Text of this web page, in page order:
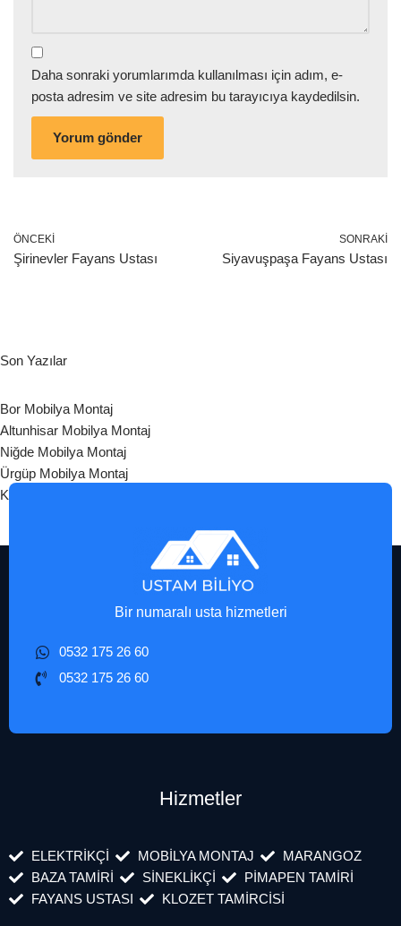
Daha sonraki yorumlarımda kullanılması için adım, e-
posta adresim ve site adresim bu tarayıcıya kaydedilsin.
ÖNCEKI
Şirinevler Fayans Ustası
SONRAKI
Siyavuşpaşa Fayans Ustası
Son Yazılar
Bor Mobilya Montaj
Altunhisar Mobilya Montaj
Niğde Mobilya Montaj
Ürgüp Mobilya Montaj
Kozaklı Mobilya Montaj
Bir numaralı usta hizmetleri
0532 175 26 60
0532 175 26 60
Hizmetler
ELEKTRİKÇİ MOBİLYA MONTAJ
MARANGOZ
BAZA TAMİRİ
SİNEKLİKÇİ
PİMAPEN TAMİRİ
FAYANS USTASI
KLOZET TAMİRCİSİ